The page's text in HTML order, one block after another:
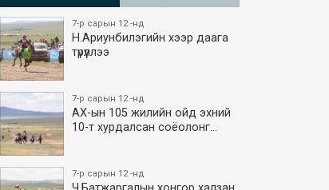
7-р сарын 12 -нд
Н.Ариунбилэгийн хээр даага
түрүүллээ
7-р сарын 12 -нд
АХ-ын 105 жилийн ойд эхний
10-т хурдалсан соёолонг…
7-р сарын 12 -нд